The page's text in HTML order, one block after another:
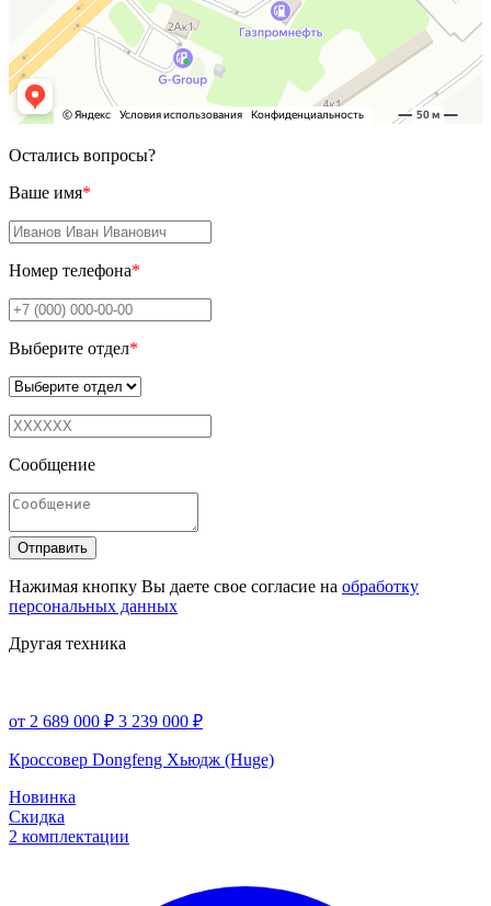
Остались вопросы?
Ваше имя*
Номер телефона*
Выберите отдел*
Сообщение
Отправить
Нажимая кнопку Вы даете свое согласие на обработку
персональных данных
Другая техника
от 2 689 000 ₽ 3 239 000 ₽
Кроссовер Dongfeng Хьюдж (Huge)
Новинка
Скидка
2 комплектации